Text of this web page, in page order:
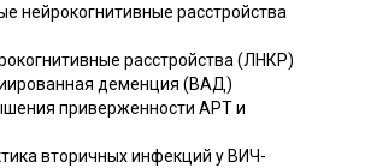
нейрокогнитивные расстройства
расстройства (ЛНКР)
деменция (ВАД)
приверженности АРТ и
вторичных инфекций у ВИЧ-